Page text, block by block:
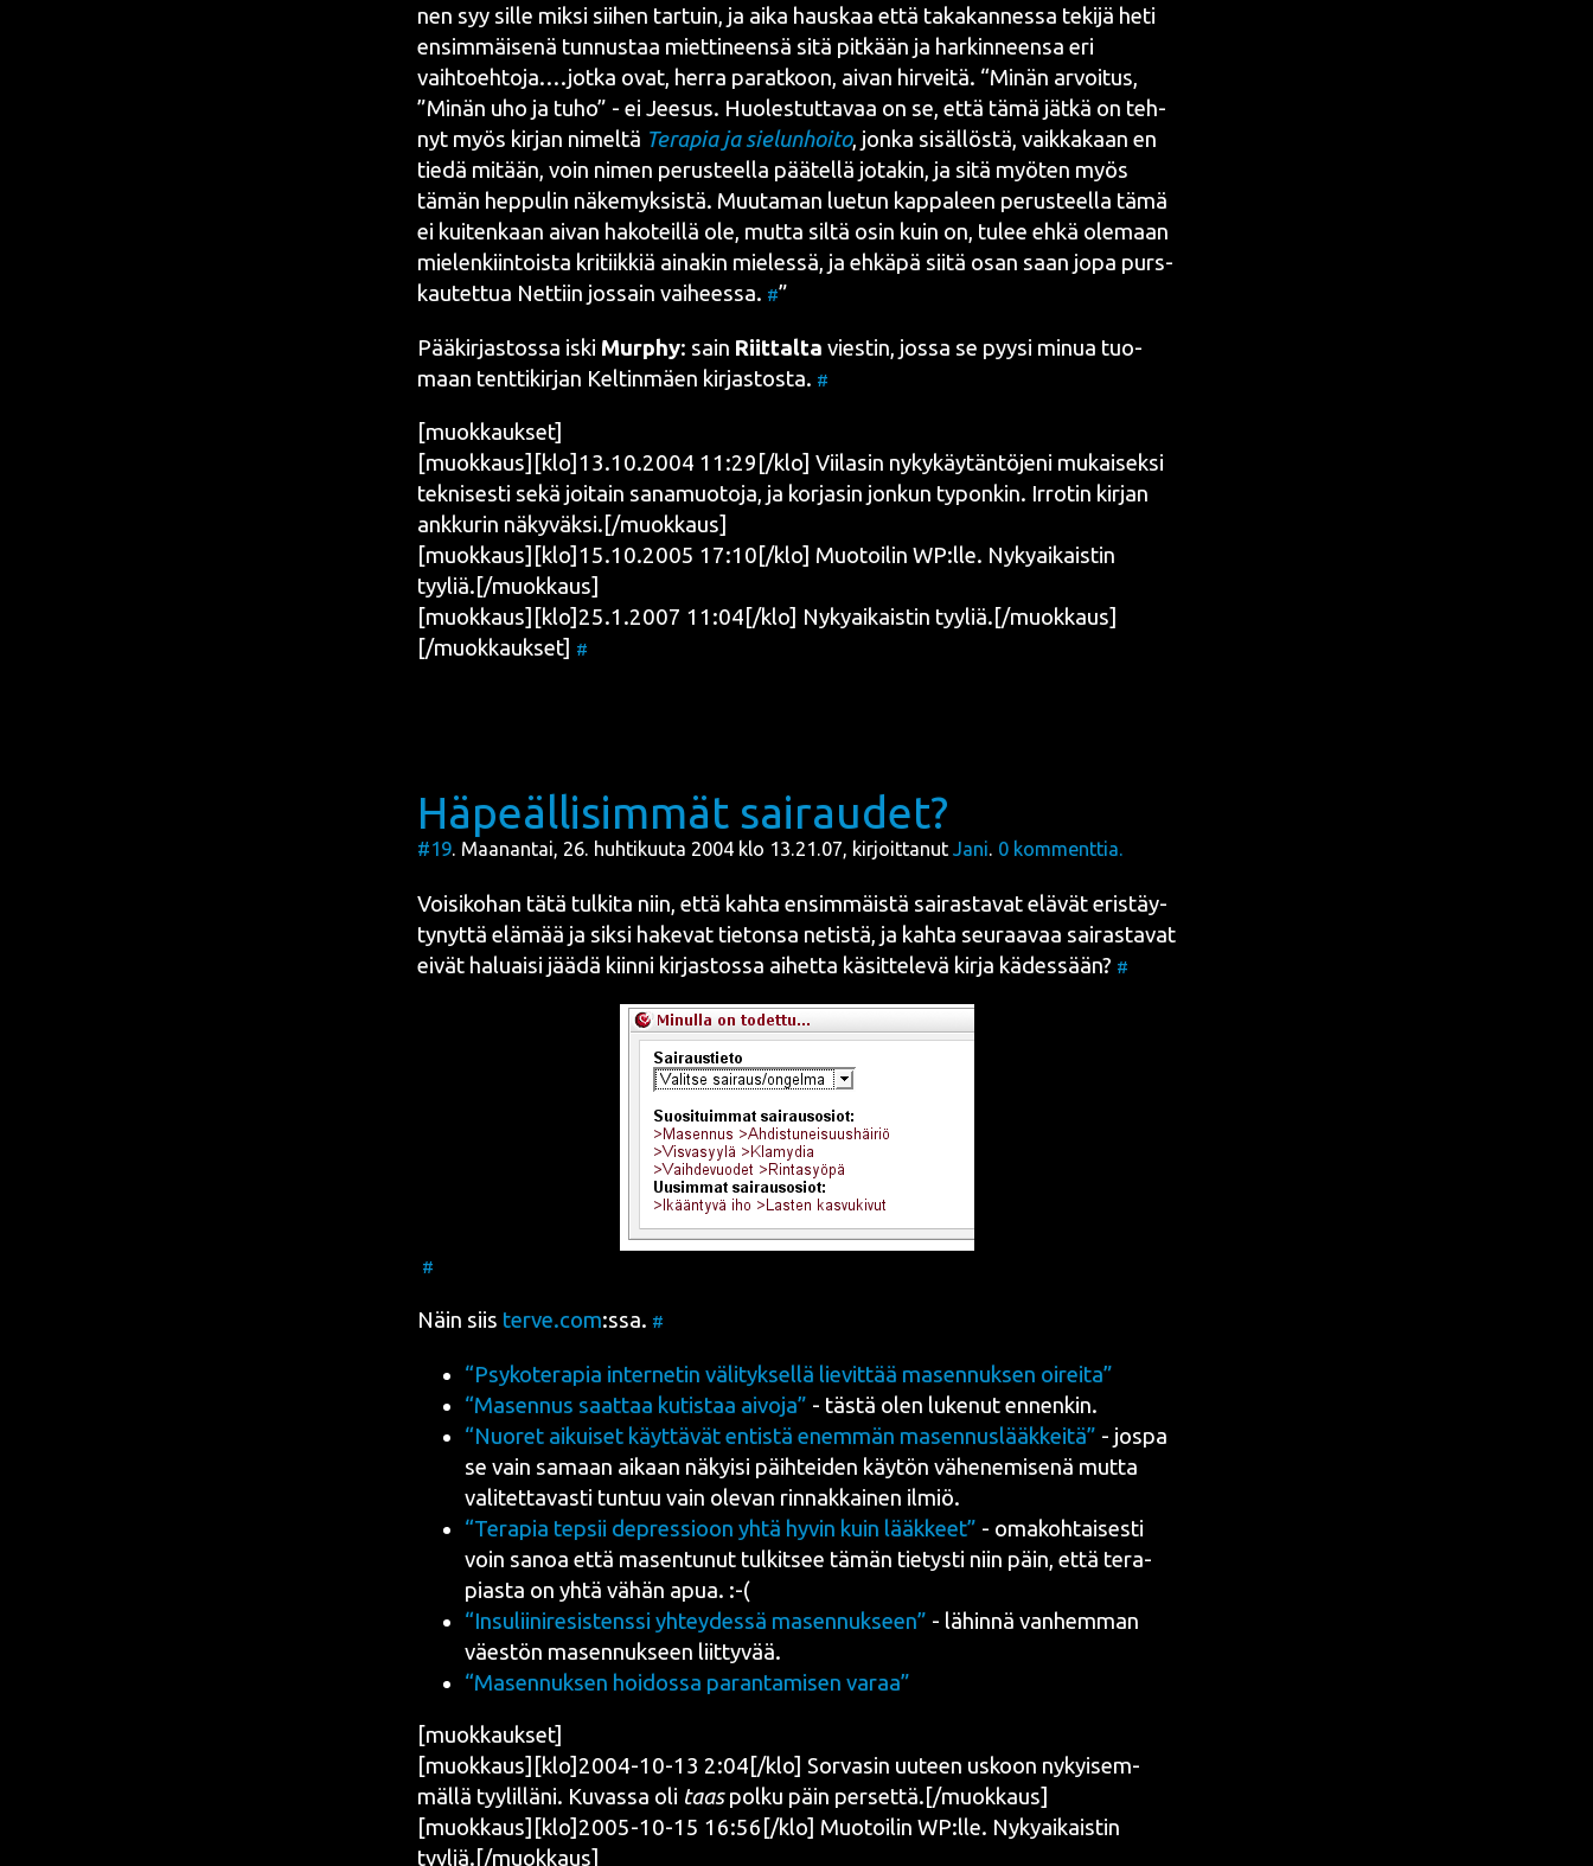
nen syy sil­le mik­si sii­hen tar­tuin, ja aika haus­kaa että taka­kan­nes­sa teki­jä heti
ensim­mäi­se­nä tun­nus­taa miet­ti­neen­sä sitä pit­kään ja har­kin­neen­sa eri
vaihtoehtoja.…jotka ovat, her­ra parat­koon, aivan hir­vei­tä. “Minän arvoi­tus,
Minän uho ja tuho” - ei Jee­sus. Huo­les­tut­ta­vaa on se, että tämä jät­kä on teh­
nyt myös kir­jan nimel­tä Tera­pia ja sie­lun­hoi­to, jon­ka sisäl­lös­tä, vaik­ka­kaan en
tie­dä mitään, voin nimen perus­teel­la pää­tel­lä jota­kin, ja sitä myö­ten myös
tämän hep­pu­lin näke­myk­sis­tä. Muu­ta­man lue­tun kap­pa­leen perus­teel­la tämä
ei kui­ten­kaan aivan hako­teil­lä ole, mut­ta sil­tä osin kuin on, tulee ehkä ole­maan
mie­len­kiin­tois­ta kri­tiik­kiä aina­kin mie­les­sä, ja ehkä­pä sii­tä osan saan jopa purs­
kau­tet­tua Net­tiin jos­sain vai­hees­sa. #
Pää­kir­jas­tos­sa iski Murp­hy: sain Riit­tal­ta vies­tin, jos­sa se pyy­si minua tuo­
maan tent­ti­kir­jan Kel­tin­mäen kir­jas­tos­ta. #
[muok­kauk­set]
[muokkaus][klo]13.10.2004 11:29[/klo] Vii­la­sin nyky­käy­tän­tö­je­ni mukai­sek­si
tek­ni­ses­ti sekä joi­tain sana­muo­to­ja, ja kor­ja­sin jon­kun typon­kin. Irro­tin kir­jan
ank­ku­rin näkyväksi.[/muokkaus]
[muokkaus][klo]15.10.2005 17:10[/klo] Muo­toi­lin WP:lle. Nyky­ai­kais­tin
tyyliä.[/muokkaus]
[muokkaus][klo]25.1.2007 11:04[/klo] Nyky­ai­kais­tin tyyliä.[/muokkaus]
[/muokkaukset] #
Häpeällisimmät sairaudet?
#19. Maanantai, 26. huhtikuuta 2004 klo 13.21.07, kirjoittanut Jani. 0 kommenttia.
Voi­si­ko­han tätä tul­ki­ta niin, että kah­ta ensim­mäis­tä sai­ras­ta­vat elä­vät eris­täy­
ty­nyt­tä elä­mää ja sik­si hake­vat tie­ton­sa netis­tä, ja kah­ta seu­raa­vaa sai­ras­ta­vat
eivät haluai­si jää­dä kiin­ni kir­jas­tos­sa aihet­ta käsit­te­le­vä kir­ja kädes­sään? #
#
Näin siis terve.com:ssa. #
“Psy­ko­te­ra­pia inter­ne­tin väli­tyk­sel­lä lie­vit­tää masen­nuk­sen oireita”
“Masen­nus saat­taa kutis­taa aivo­ja” - täs­tä olen luke­nut ennenkin.
“Nuo­ret aikui­set käyt­tä­vät entis­tä enem­män masen­nus­lääk­kei­tä” - jos­pa
se vain samaan aikaan näkyi­si päih­tei­den käy­tön vähe­ne­mi­se­nä mut­ta
vali­tet­ta­vas­ti tun­tuu vain ole­van rin­nak­kai­nen ilmiö.
“Tera­pia tep­sii depres­sioon yhtä hyvin kuin lääk­keet” - oma­koh­tai­ses­ti
voin sanoa että masen­tu­nut tul­kit­see tämän tie­tys­ti niin päin, että tera­
pias­ta on yhtä vähän apua. :-(
“Insu­lii­ni­re­sis­tens­si yhtey­des­sä masen­nuk­seen” - lähin­nä van­hem­man
väes­tön masen­nuk­seen liittyvää.
“Masen­nuk­sen hoi­dos­sa paran­ta­mi­sen varaa”
[muok­kauk­set]
[muokkaus][klo]2004-10-13 2:04[/klo] Sor­va­sin uuteen uskoon nykyi­sem­
mäl­lä tyy­lil­lä­ni. Kuvas­sa oli taaspol­ku päin persettä.[/muokkaus]
[muokkaus][klo]2005-10-15 16:56[/klo] Muo­toi­lin WP:lle. Nyky­ai­kais­tin
tyyliä.[/muokkaus]